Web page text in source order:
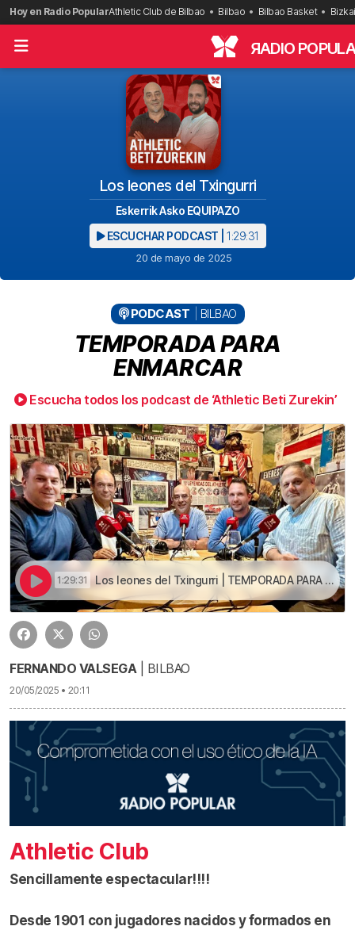
Saltar
al
contenido
Hoy en Radio PopularAthletic Club de Bilbao Bilbao Bilbao Basket
RADIO
Los leones del Txingurri
Eskerrik Asko EQUIPAZO
ESCUCHAR PODCAST | 1:29:31
20 de mayo de 2025
PODCAST BILBAO
TEMPORADA PARA
ENMARCAR
Escucha todos los podcast de ‘Athletic Beti Zurekin’
1:29:31 Los leones del Txingurri | TEMPORADA PARA ENMARCAR
FERNANDO VALSEGA| BILBAO
20/05/2025 • 20:11
Athletic Club
Sencillamente espectacular!!!!
Desde 1901 con jugadores nacidos y formados en